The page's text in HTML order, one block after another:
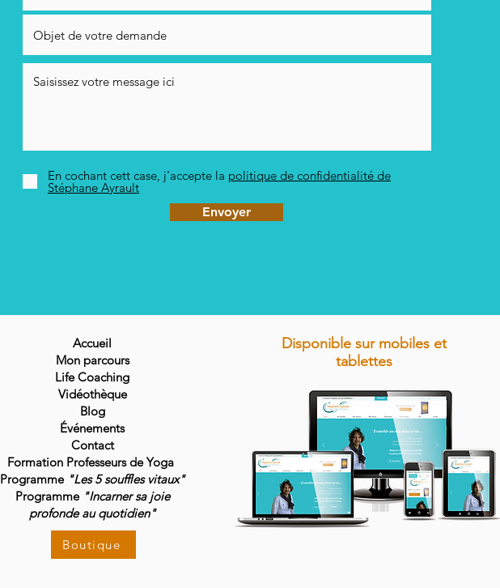
En cochant cett case, j'accepte la politique de confidentialité de
Stéphane Ayrault
Envoyer
Accueil
Mon parcours
Life Coaching
Vidéothèque
Blog
Événements
Contact
Formation Professeurs de Yoga
Programme "Les 5 souffles vitaux"
Programme "Incarner sa joie
profonde au quotidien"
Boutique
Disponible sur mobiles et
tablettes